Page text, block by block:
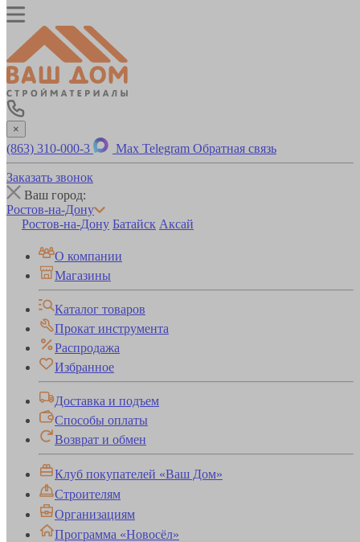
×
(863) 310-000-3 Max Telegram Обратная связь
Заказать звонок
Ваш город:
Ростов-на-Дону
Ростов-на-Дону Батайск Аксай
О компании
Магазины
Каталог товаров
Прокат инструмента
Распродажа
Избранное
Доставка и подъем
Способы оплаты
Возврат и обмен
Клуб покупателей «Ваш Дом»
Строителям
Организациям
Программа «Новосёл»